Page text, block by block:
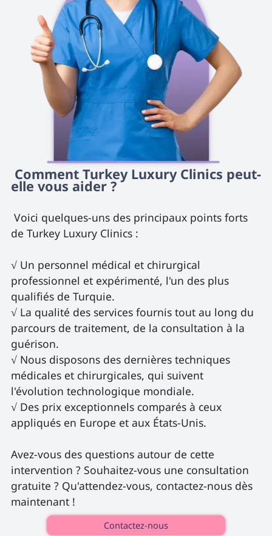
elle vous aider ?
de Turkey Luxury Clinics :
√ Un personnel médical et chirurgical
professionnel et expérimenté, l'un des plus
qualifiés de Turquie.
√ La qualité des services fournis tout au long du
parcours de traitement, de la consultation à la
guérison.
√ Nous disposons des dernières techniques
médicales et chirurgicales, qui suivent
l'évolution technologique mondiale.
√ Des prix exceptionnels comparés à ceux
appliqués en Europe et aux États-Unis.
Avez-vous des questions autour de cette
intervention ? Souhaitez-vous une consultation
gratuite ? Qu'attendez-vous, contactez-nous dès
maintenant !
Contactez-nous